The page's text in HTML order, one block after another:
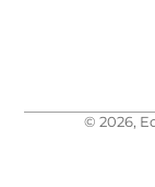
© 2026,